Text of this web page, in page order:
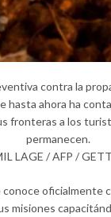
contra la
hasta ahora ha
fronteras a los
permanecen.
LAGE / AFP /
oficialmente
misiones